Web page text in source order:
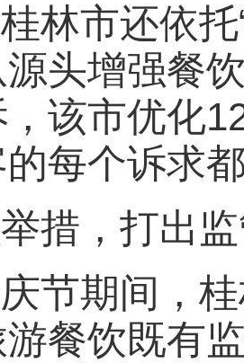
林市还依
头增强餐
该市优化
每个诉求
措，打出
节期间，
餐饮既有